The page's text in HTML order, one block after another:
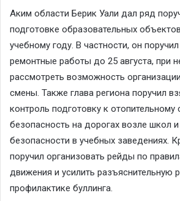
Аким области Берик Уали дал ряд
подготовке образовательных
учебному году. В частности, он
ремонтные работы до 25 августа, при
рассмотреть возможность
смены. Также глава региона поручил
контроль подготовку к отопительному
безопасность на дорогах возле школ
безопасности в учебных заведениях.
поручил организовать рейды по
движения и усилить разъяснительную
профилактике буллинга.